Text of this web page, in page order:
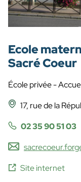
Ecole
Sacré Coeur
École privée -
17, rue de la
02 35 90 51 03
Site internet